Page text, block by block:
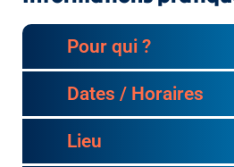
Pour qui ?
Dates / Horaires
Lieu